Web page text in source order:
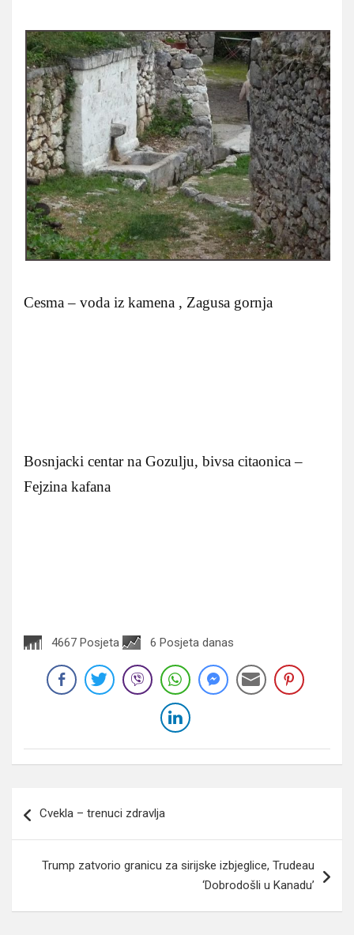
Cesma – voda iz kamena , Zagusa gornja
Bosnjacki centar na Gozulju, bivsa citaonica –
Fejzina kafana
4667 Posjeta 6 Posjeta danas
članaka
Cvekla – trenuci zdravlja
Trump zatvorio granicu za sirijske izbjeglice, Trudeau
‘Dobrodošli u Kanadu’